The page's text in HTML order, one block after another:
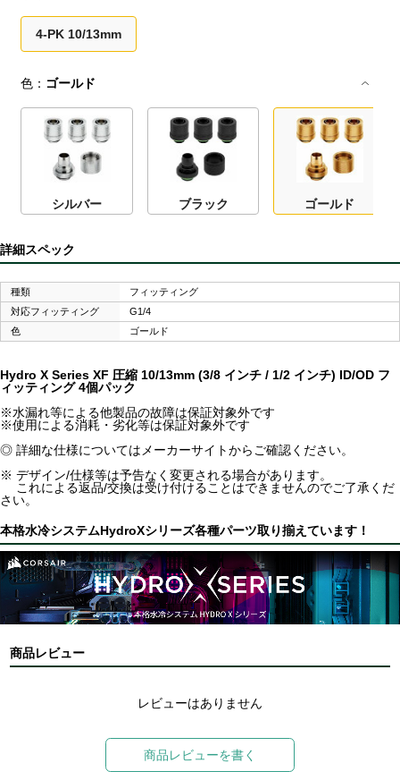
4-PK 10/13mm
色： ゴールド
シルバー ブラック ゴールド
詳細スペック
種類
フィッティング
対応フィッティング
G1/4
色
ゴールド
Hydro X Series XF 圧縮 10/13mm (3/8 インチ / 1/2 インチ) ID/OD フ
ィッティング 4個パック
※水漏れ等による他製品の故障は保証対象外です
※使用による消耗・劣化等は保証対象外です
◎ 詳細な仕様についてはメーカーサイトからご確認ください。
※ デザイン/仕様等は予告なく変更される場合があります。
これによる返品/交換は受け付けることはできませんのでご了承くだ
さい。
本格水冷システムHydroXシリーズ各種パーツ取り揃えています！
商品レビュー
レビューはありません
商品レビューを書く